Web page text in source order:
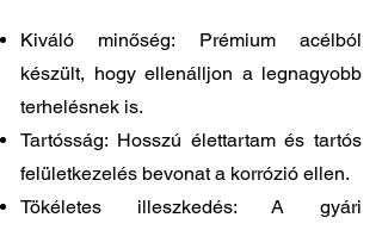
Kiváló minőség: Prémium acélból
készült, hogy ellenálljon a legnagyobb
terhelésnek is.
Tartósság: Hosszú élettartam és tartós
felületkezelés bevonat a korrózió ellen.
Tökéletes illeszkedés: A gyári